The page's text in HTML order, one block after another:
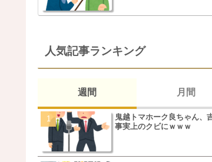
人気記事ランキング
週間
鬼越トマホーク良ちゃん、
事実上のクビにｗｗｗ
月間
松本若菜
た美人お